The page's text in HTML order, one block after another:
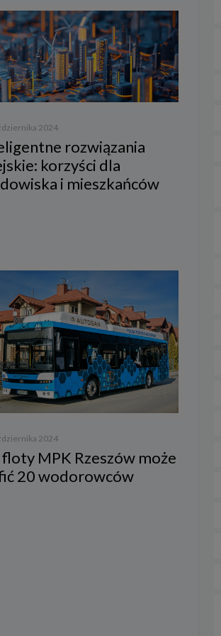
2024
rozwiązania
korzyści dla
i mieszkańców
2024
MPK Rzeszów może
20 wodorowców
w historii przeglądania
ze zautomatyzowaną analizą
w celu założenia konta lub
e-mail.
jeśli użytkownik zarejestruje
z art. 6 ust. 1 lit. b RODO),
a także wykrywania nadużyć
realizacją naszego prawnie
tych usług. W razie
treści serwisu do
usług w ramach serwisu jest
Twoich danych osobowych
wobec przetwarzania Twoich
dane w tych celach, chyba że
istnieją dla nas ważne prawnie
interesów, praw i wolności lub
dochodzenia lub obrony
wobec przetwarzania Twoich
skorzystasz z tego prawa –